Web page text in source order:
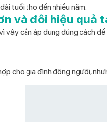
tuổi thọ đến nhiều năm.
và đôi hiệu quả
vậy cần áp dụng đúng cách
cho gia đình đông người,